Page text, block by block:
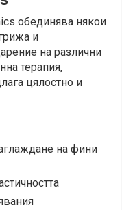
обединява някои
и
на различни
терапия,
цялостно и
на фини